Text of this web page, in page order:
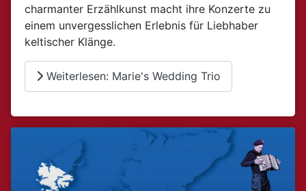
charmanter Erzählkunst macht ihre Konzerte zu
einem unvergesslichen Erlebnis für Liebhaber
keltischer Klänge.
Weiterlesen: Marie's Wedding Trio